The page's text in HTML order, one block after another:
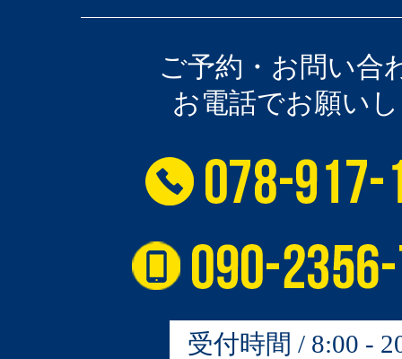
ご予約・お問い合
お電話でお願い
受付時間 / 8:00 -